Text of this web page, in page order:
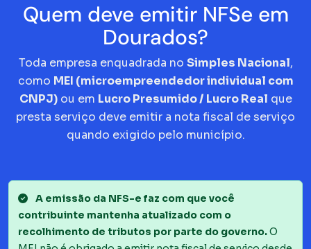
Quem deve emitir NFSe em
Dourados?
Toda empresa enquadrada no Simples Nacional,
como MEI (microempreendedor individual com
CNPJ)ou em Lucro Presumido / Lucro Real que
presta serviço deve emitir a nota fiscal de serviço
quando exigido pelo município.
A emissão da NFS-e faz com que você
contribuinte mantenha atualizado com o
recolhimento de tributos por parte do governo.O